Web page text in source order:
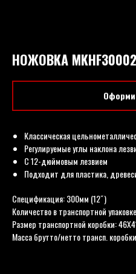
НОЖОВКА MKHF30002
Классическая
Регулируемые углы наклона
С 12-дюймовым лезвием
Подходит для пластика,
Спецификация: 300мм (12˝)
Количество в транспортной
Размер транспортной коробки:
Масса брутто/нетто трансп.